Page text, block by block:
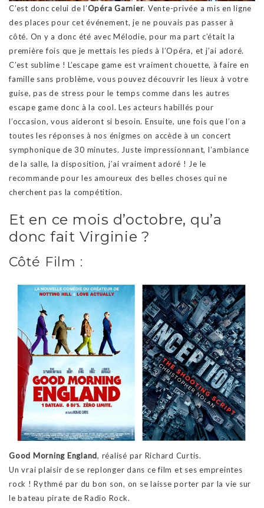
C’est donc celui de l’Opéra Garnier. Vente-privée a mis en ligne
des places pour cet événement, je ne pouvais pas passer à
côté. On y a donc été avec Mélodie, pour ma part c’était la
première fois que je mettais les pieds à l’Opéra, et j’ai adoré.
C’est sublime ! L’escape game est vraiment chouette, à faire en
famille sans problème, vous pouvez découvrir les lieux à votre
guise, pas de stress pour le temps comme dans les autres
escape game donc à la cool. Les acteurs habillés pour
l’occasion, vous aideront si besoin. Ensuite, une fois que l’on a
toutes les réponses à nos énigmes on accède à un concert
symphonique de 30 minutes. Juste impressionnant, l’ambiance
de la salle, la disposition, j’ai vraiment adoré ! Je le
recommande pour les amoureux des belles choses qui ne
cherchent pas la compétition.
Et en ce mois d’octobre, qu’a
donc fait Virginie ?
Côté Film :
Good Morning England, réalisé par Richard Curtis.
Un vrai plaisir de se replonger dans ce film et ses empreintes
rock ! Rythmé par du bon son, on se laisse porter par la vie sur
le bateau pirate de Radio Rock.